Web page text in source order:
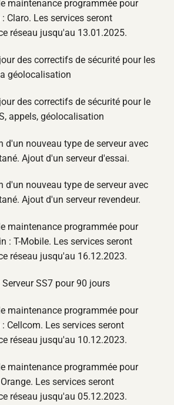
maintenance programmée pour
Claro. Les services seront
réseau jusqu'au 13.01.2025.
des correctifs de sécurité pour les
géolocalisation
des correctifs de sécurité pour le
appels, géolocalisation
d'un nouveau type de serveur avec
Ajout d'un serveur d'essai.
d'un nouveau type de serveur avec
Ajout d'un serveur revendeur.
maintenance programmée pour
: T-Mobile. Les services seront
réseau jusqu'au 16.12.2023.
SS7 pour 90 jours
maintenance programmée pour
Cellcom. Les services seront
réseau jusqu'au 10.12.2023.
maintenance programmée pour
Les services seront
réseau jusqu'au 05.12.2023.